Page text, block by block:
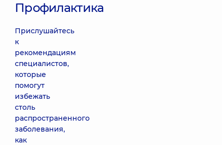
Профилактика
Прислушайтесь
к
рекомендациям
специалистов,
которые
помогут
избежать
столь
распространенного
заболевания,
как